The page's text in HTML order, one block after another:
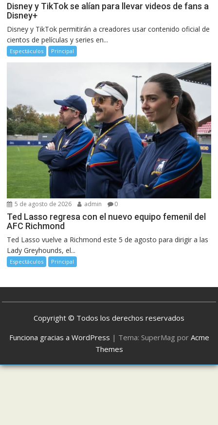
Disney y TikTok se alían para llevar videos de fans a
Disney+
Disney y TikTok permitirán a creadores usar contenido oficial de
cientos de películas y series en...
Espectáculos Principal
5 de agosto de 2026 admin 0
Ted Lasso regresa con el nuevo equipo femenil del
AFC Richmond
Ted Lasso vuelve a Richmond este 5 de agosto para dirigir a las
Lady Greyhounds, el...
Espectáculos Principal
Copyright © Todos los derechos reservados
Funciona gracias a WordPress | Tema: SuperMag por Acme
Themes